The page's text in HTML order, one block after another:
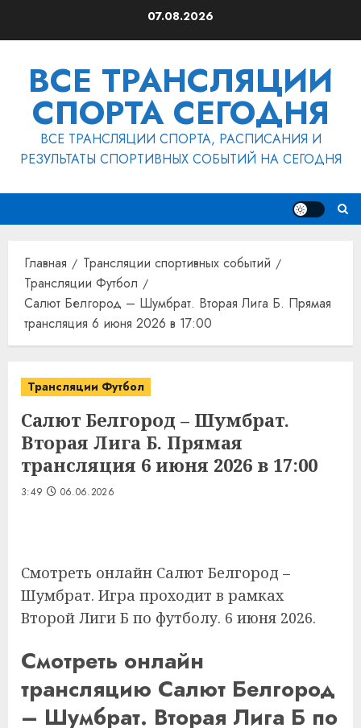
07.08.2026
ВСЕ ТРАНСЛЯЦИИ
СПОРТА СЕГОДНЯ
ВСЕ ТРАНСЛЯЦИИ СПОРТА, РАСПИСАНИЯ И
РЕЗУЛЬТАТЫ СПОРТИВНЫХ СОБЫТИЙ НА СЕГОДНЯ
Главная
Трансляции спортивных событий
Трансляции Футбол
Салют Белгород – Шумбрат. Вторая Лига Б. Прямая
трансляция 6 июня 2026 в 17:00
Трансляции Футбол
Салют Белгород – Шумбрат.
Вторая Лига Б. Прямая
трансляция 6 июня 2026 в 17:00
3:49 06.06.2026
Смотреть онлайн Салют Белгород –
Шумбрат. Игра проходит в рамках
Второй Лиги Б по футболу. 6 июня 2026.
Смотреть онлайн
трансляцию Салют Белгород
– Шумбрат. Вторая Лига Б по